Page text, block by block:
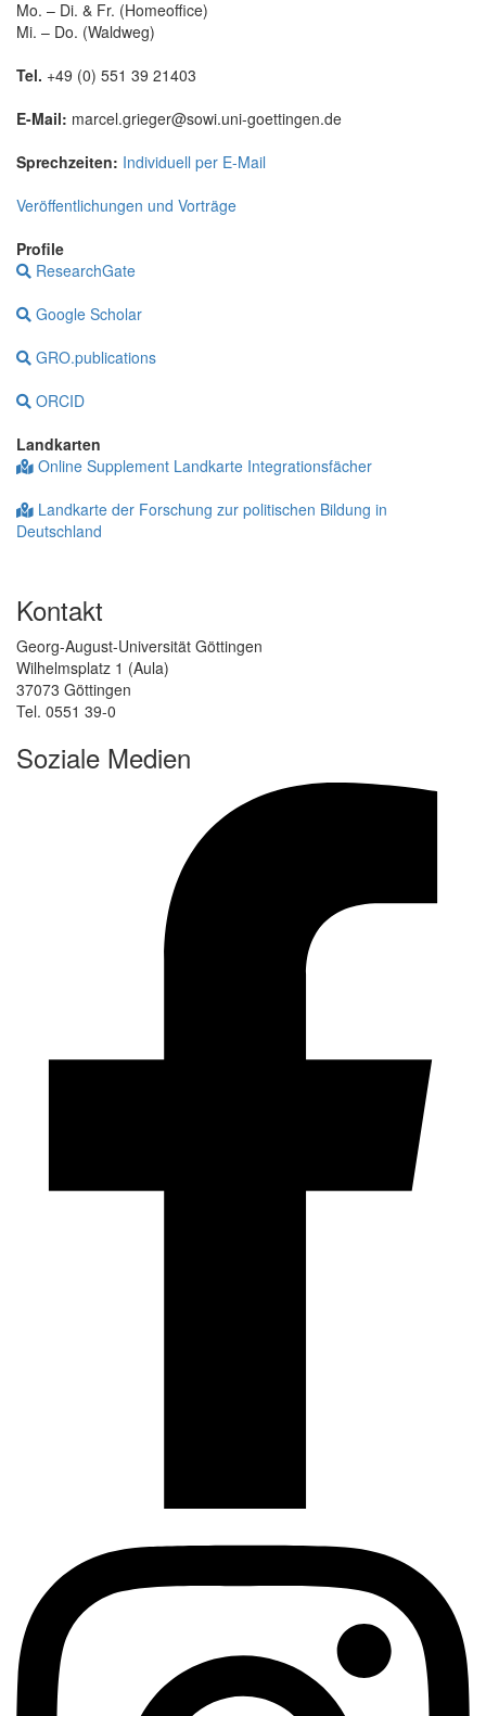
Mo. – Di. & Fr. (Homeoffice)
Mi. – Do. (Waldweg)
Tel. +49 (0) 551 39 21403
E-Mail: marcel.grieger@sowi.uni-goettingen.de
Sprechzeiten: Individuell per E-Mail
Veröffentlichungen und Vorträge
Profile
ResearchGate
Google Scholar
GRO.publications
ORCID
Landkarten
Online Supplement Landkarte Integrationsfächer
Landkarte der Forschung zur politischen Bildung in
Deutschland
Kontakt
Georg-August-Universität Göttingen
Wilhelmsplatz 1 (Aula)
37073 Göttingen
Tel. 0551 39-0
Soziale Medien